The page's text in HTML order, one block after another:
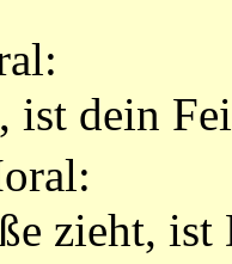
ist dein
zieht,